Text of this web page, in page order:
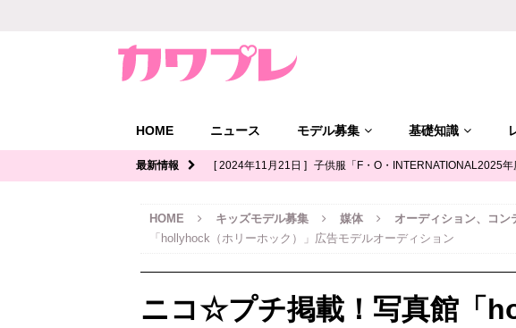
HOME ニュース モデル募集 基礎知識
最新情報 [ 2024年11月21日 ] 子供服「F・O・INTERNATIONAL2025
[ 2024年11月12日 ] ジュニアブランド「ALGY(アルジー)」
ル募集
HOME キッズモデル募集 媒体 オーディション、コン
「hollyhock（ホリーホック）」広告モデルオーディション
ニコ☆プチ掲載！写真館「